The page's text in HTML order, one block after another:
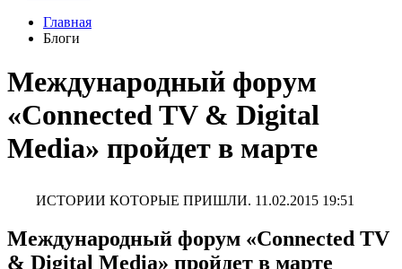
Главная
Блоги
Международный форум
«Connected TV & Digital
Media» пройдет в марте
ИСТОРИИ КОТОРЫЕ ПРИШЛИ. 11.02.2015 19:51
Международный форум «Connected TV
& Digital Media» пройдет в марте